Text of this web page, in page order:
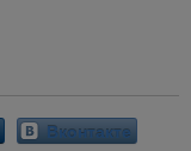
Вконтакте